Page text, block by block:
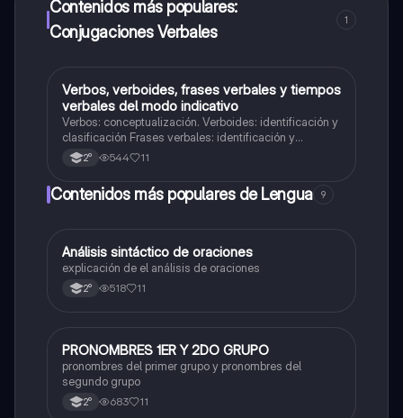
Contenidos más populares:
Conjugaciones Verbales
1
Lengua
Verbos, verboides, frases verbales y tiempos
verbales del modo indicativo
Verbos: conceptualización. Verboides: identificación y
clasificación Frases verbales: identificación y
clasificación. tiempos verbales del modo indicativo.
Uso y estructura.
2° 544 11
Contenidos más populares de Lengua 9
Lengua
Análisis sintáctico de oraciones
explicación de el análisis de oraciones
2° 518 11
Lengua
PRONOMBRES 1ER Y 2DO GRUPO
pronombres del primer grupo y pronombres del
segundo grupo
2° 683 11